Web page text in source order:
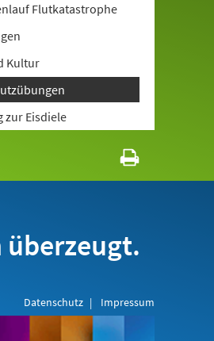
Flutkatastrophe
Kultur
zur Eisdiele
überzeugt.
Datenschutz Impressum